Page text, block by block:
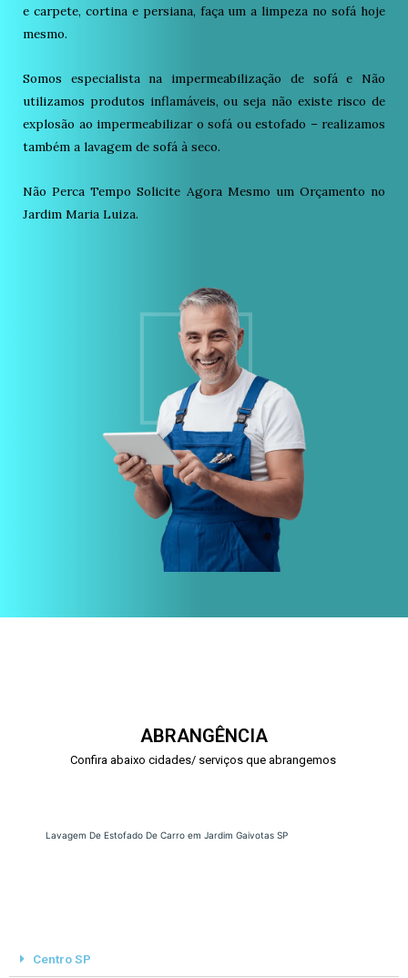
e carpete, cortina e persiana, faça um a limpeza no sofá hoje
mesmo.
Somos especialista na impermeabilização de sofá e Não
utilizamos produtos inflamáveis, ou seja não existe risco de
explosão ao impermeabilizar o sofá ou estofado – realizamos
também a lavagem de sofá à seco.
Não Perca Tempo Solicite Agora Mesmo um Orçamento no
Jardim Maria Luiza.
ABRANGÊNCIA
Confira abaixo cidades/ serviços que abrangemos
Lavagem De Estofado De Carro em Jardim Gaivotas SP
Centro SP